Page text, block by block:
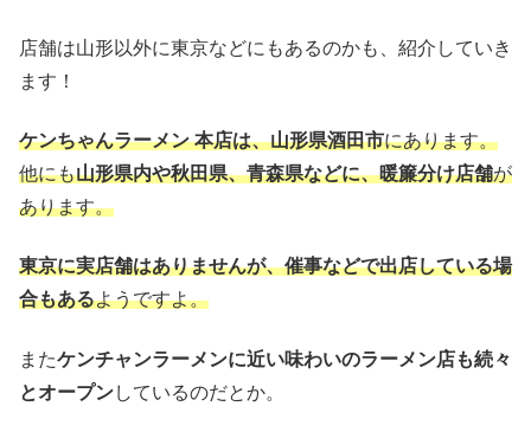
店舗は山形以外に東京などにもあるのかも、紹介していき
ます！
ケンちゃんラーメン 本店は、山形県酒田市にあります。
他にも山形県内や秋田県、青森県などに、暖簾分け店舗が
あります。
東京に実店舗はありませんが、催事などで出店している場
合もあるようですよ。
またケンチャンラーメンに近い味わいのラーメン店も続々
とオープンしているのだとか。